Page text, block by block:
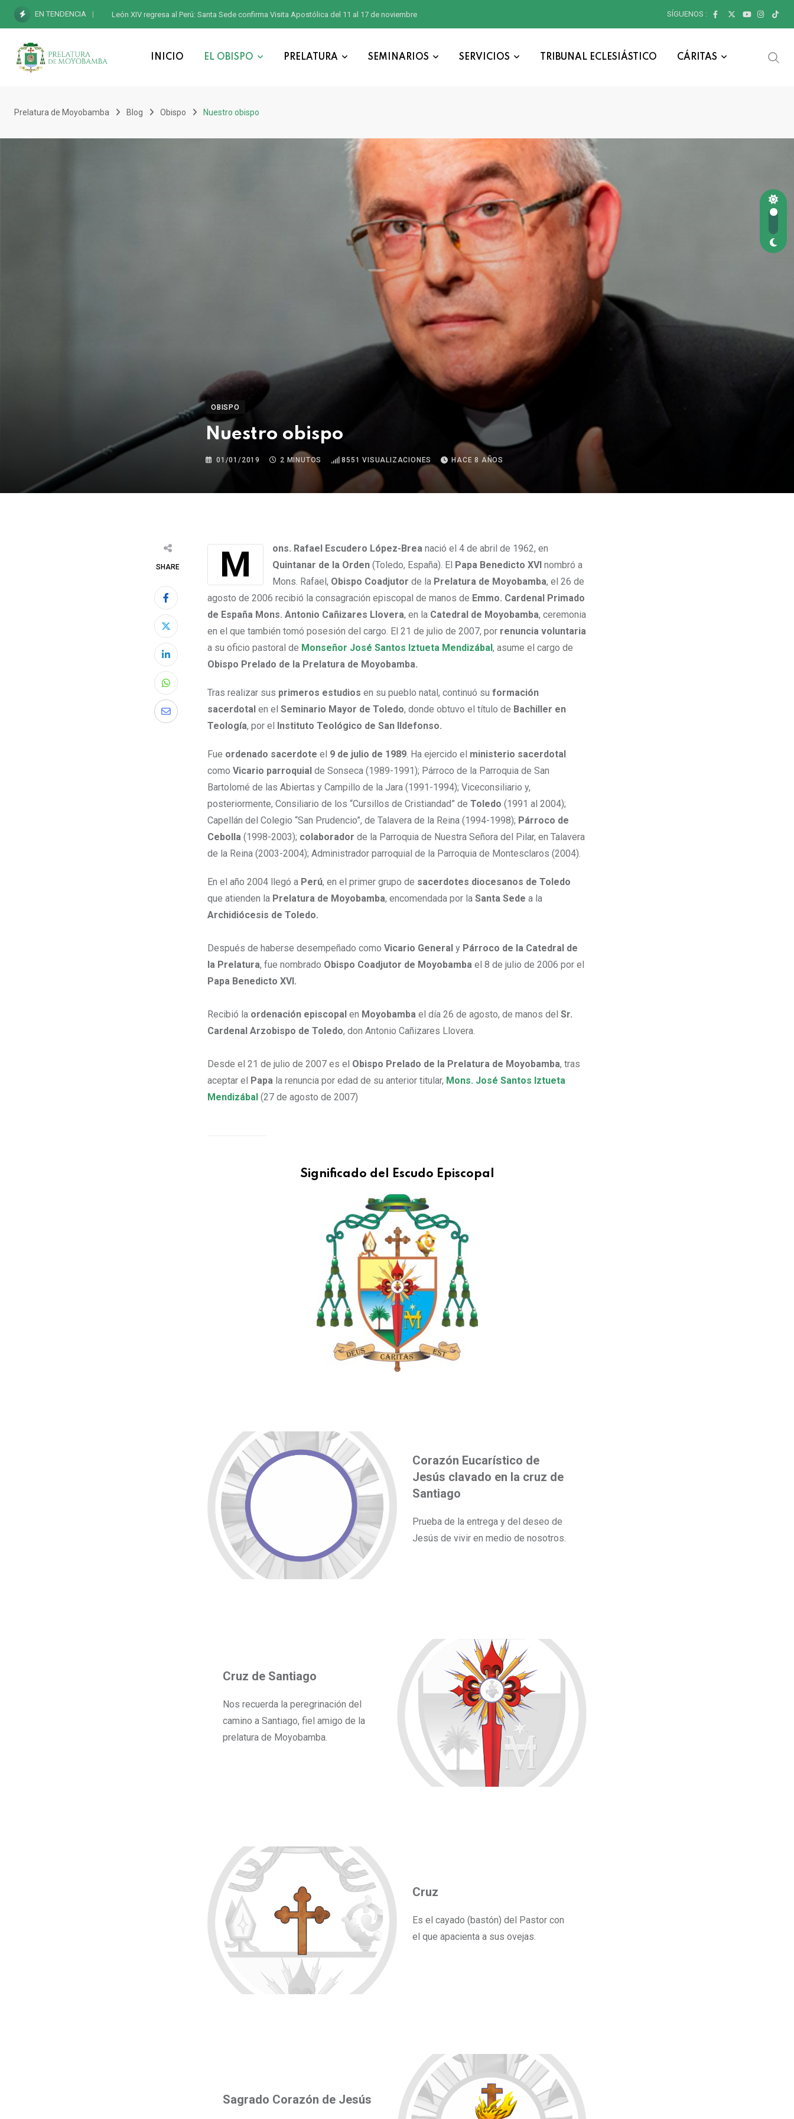
EN TENDENCIA León XIV regresa al Perú: Santa Sede confirma Visita Apostólica del 11 al 17 de noviembre SÍGUENOS :
INICIO EL OBISPO PRELATURA SEMINARIOS SERVICIOS TRIBUNAL ECLESIÁSTICO CÁRITAS
Prelatura de Moyobamba Blog Obispo Nuestro obispo
OBISPO
Nuestro obispo
01/01/2019 2 MINUTOS 8551 VISUALIZACIONES HACE 8 AÑOS
SHARE
Mons. Rafael Escudero López-Brea nació el 4 de abril de 1962, en
Quintanar de la Orden (Toledo, España). El Papa Benedicto XVI nombró a
Mons. Rafael, Obispo Coadjutor de la Prelatura de Moyobamba, el 26 de
agosto de 2006 recibió la consagración episcopal de manos de Emmo. Cardenal Primado
de España Mons. Antonio Cañizares Llovera, en la Catedral de Moyobamba, ceremonia
en el que también tomó posesión del cargo. El 21 de julio de 2007, por renuncia voluntaria
a su oficio pastoral de Monseñor José Santos Iztueta Mendizábal , asume el cargo de
Obispo Prelado de la Prelatura de Moyobamba.
Tras realizar sus primeros estudios en su pueblo natal, continuó su formación
sacerdotal en el Seminario Mayor de Toledo, donde obtuvo el título de Bachiller en
Teología, por el Instituto Teológico de San Ildefonso.
Fue ordenado sacerdote el 9 de julio de 1989. Ha ejercido el ministerio sacerdotal
como Vicario parroquial de Sonseca (1989-1991); Párroco de la Parroquia de San
Bartolomé de las Abiertas y Campillo de la Jara (1991-1994); Viceconsiliario y,
posteriormente, Consiliario de los “Cursillos de Cristiandad” de Toledo (1991 al 2004);
Capellán del Colegio “San Prudencio”, de Talavera de la Reina (1994-1998); Párroco de
Cebolla (1998-2003); colaborador de la Parroquia de Nuestra Señora del Pilar, en Talavera
de la Reina (2003-2004); Administrador parroquial de la Parroquia de Montesclaros (2004).
En el año 2004 llegó a Perú, en el primer grupo de sacerdotes diocesanos de Toledo
que atienden la Prelatura de Moyobamba, encomendada por la Santa Sede a la
Archidiócesis de Toledo.
Después de haberse desempeñado como Vicario General y Párroco de la Catedral de
la Prelatura, fue nombrado Obispo Coadjutor de Moyobamba el 8 de julio de 2006 por el
Papa Benedicto XVI.
Recibió la ordenación episcopal en Moyobamba el día 26 de agosto, de manos del Sr.
Cardenal Arzobispo de Toledo, don Antonio Cañizares Llovera.
Desde el 21 de julio de 2007 es el Obispo Prelado de la Prelatura de Moyobamba, tras
aceptar el
Papa la renuncia por edad de su anterior titular, Mons. José Santos Iztueta
Mendizábal (27 de agosto de 2007)
Significado del Escudo Episcopal
Corazón Eucarístico de
Jesús clavado en la cruz de
Santiago
Prueba de la entrega y del deseo de
Jesús de vivir en medio de nosotros.
Cruz de Santiago
Nos recuerda la peregrinación del
camino a Santiago, fiel amigo de la
prelatura de Moyobamba.
Cruz
Es el cayado (bastón) del Pastor con
el que apacienta a sus ovejas.
Sagrado Corazón de Jesús